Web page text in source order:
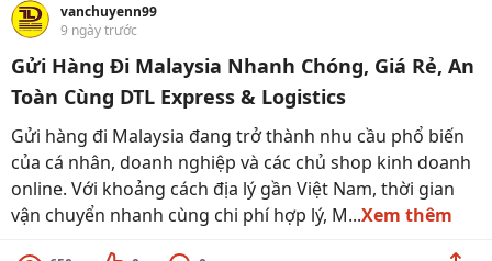
vanchuyenn99
9 ngày trước
Gửi Hàng Đi Malaysia Nhanh Chóng, Giá Rẻ, An
Toàn Cùng DTL Express & Logistics
Gửi hàng đi Malaysia đang trở thành nhu cầu phổ biến
của cá nhân, doanh nghiệp và các chủ shop kinh doanh
online. Với khoảng cách địa lý gần Việt Nam, thời gian
vận chuyển nhanh cùng chi phí hợp lý, M...Xem thêm